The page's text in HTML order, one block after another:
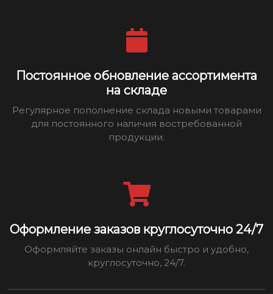
Постоянное обновление ассортимента
на складе
Регулярное пополнение склада новыми товарами
для постоянного наличия востребованной
продукции.
Оформление заказов круглосуточно 24/7
Оформляйте заказы онлайн быстро и удобно,
круглосуточно, 24/7.